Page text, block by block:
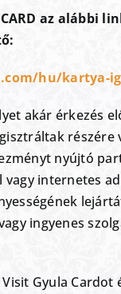
az alábbi
hu/kartya-
akár érkezés
részére
nyújtó
internetes
ingyenes
Gyula Cardot